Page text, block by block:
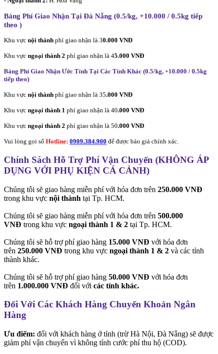
Bảng Phí Giao Nhận Tại Đà Nẵng (0.5/kg, +10.000 / 0.5kg tiếp
theo )
Khu vực nội thành phí giao nhận là 30.000 VNĐ
Khu vực ngoại thành 2 phí giao nhận là 45.000 VNĐ
Bảng Phí Giao Nhận Ước Tính Tại Các Tỉnh Khác (0.5/kg, +10.000 / 0.5kg
tiếp theo)
Khu vực nội thành phí giao nhận là 35.000 VNĐ
Khu vực ngoại thành 1 phí giao nhận là 40.000 VNĐ
Khu vực ngoại thành 2 phí giao nhận là 50.000 VNĐ
Vui lòng gọi số Hotline: 0909.384.900 để được báo giá chính xác.
Chính Sách Hỗ Trợ Phí Vận Chuyển (KHÔNG ÁP
DỤNG VỚI PHỤ KIỆN CÁ CẢNH)
Chúng tôi sẽ giao hàng miễn phí với hóa đơn trên 250.000 VNĐ
trong khu vực nội thành tại Tp. HCM.
Chúng tôi sẽ giao hàng miễn phí với hóa đơn trên 500.000
VNĐ trong khu vực ngoại thành 1 & 2 tại Tp. HCM.
Chúng tôi sẽ hỗ trợ phí giao hàng 15.000 VNĐ với hóa đơn
trên 250.000 VNĐ trong khu vực ngoại thành 1 & 2 và các tỉnh
thành khác.
Chúng tôi sẽ hỗ trợ phí giao hàng 50.000 VNĐ với hóa đơn
trên 1.000.000 VNĐ đối với các tỉnh khác.
Đối Với Các Khách Hàng Chuyển Khoản Ngân
Hàng
Ưu điểm: đối với khách hàng ở tỉnh (trừ Hà Nội, Đà Nẵng) sẽ được
giảm phí vận chuyển vì không tính cước phí thu hộ (COD).